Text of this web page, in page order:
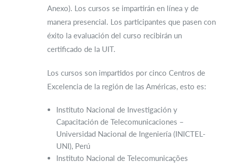
Anexo). Los cursos se impartirán en línea y de
manera presencial. Los participantes que pasen con
éxito la evaluación del curso recibirán un
certificado de la UIT.
Los cursos son impartidos por cinco Centros de
Excelencia de la región de las Américas, esto es:
Instituto Nacional de Investigación y
Capacitación de Telecomunicaciones –
Universidad Nacional de Ingeniería (INICTEL-
UNI), Perú
Instituto Nacional de Telecomunicações